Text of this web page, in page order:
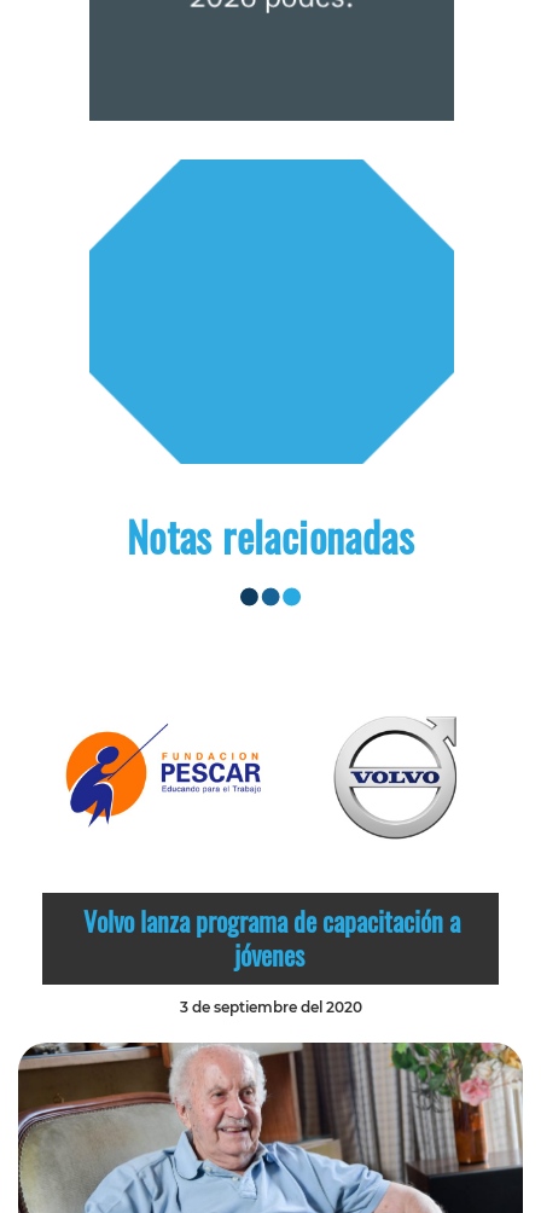
Notas relacionadas
Volvo lanza programa de capacitación a
jóvenes
3 de septiembre del 2020